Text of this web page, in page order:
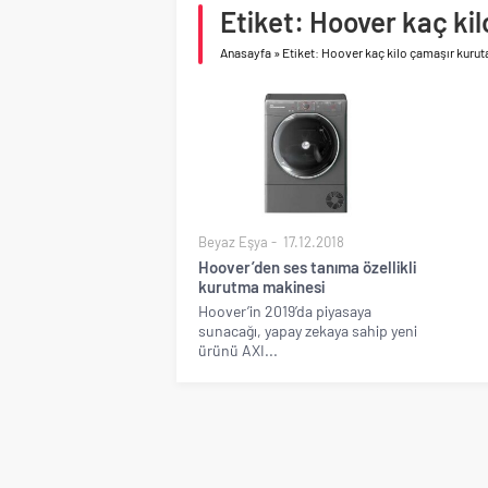
Birleşik Arap
Etiket: Hoover kaç
Anasayfa » Etiket: Hoover kaç kilo çamaşır
Beyaz Eşya 17.12.2018
Hoover’den ses tanıma özellikli
kurutma makinesi
Hoover’in 2019’da piyasaya
sunacağı, yapay zekaya sahip yeni
ürünü AXI...